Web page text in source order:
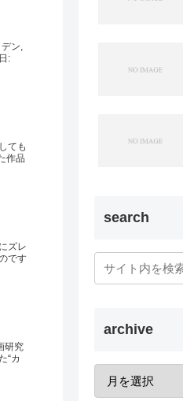
ン,
:
ても
作品
ズレ
です
研究
“カ
search
archive